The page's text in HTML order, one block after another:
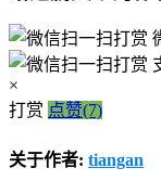
×
打赏 点赞(7)
关于作者: tiangan